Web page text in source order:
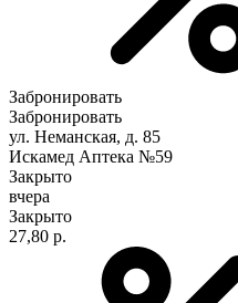
Забронировать
Забронировать
ул. Неманская, д. 85
Искамед Аптека №59
Закрыто
вчера
Закрыто
27,80 р.